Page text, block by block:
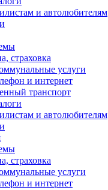
и автолюбителям
страховка
услуги
и интернет
транспорт
и автолюбителям
страховка
услуги
и интернет